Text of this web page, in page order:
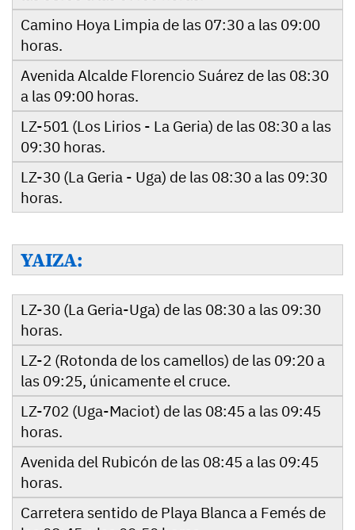
Camino Hoya Limpia de las 07:30 a las 09:00
horas.
Avenida Alcalde Florencio Suárez de las 08:30
a las 09:00 horas.
LZ-501 (Los Lirios - La Geria) de las 08:30 a las
09:30 horas.
LZ-30 (La Geria - Uga) de las 08:30 a las 09:30
horas.
YAIZA:
LZ-30 (La Geria-Uga) de las 08:30 a las 09:30
horas.
LZ-2 (Rotonda de los camellos) de las 09:20 a
las 09:25, únicamente el cruce.
LZ-702 (Uga-Maciot) de las 08:45 a las 09:45
horas.
Avenida del Rubicón de las 08:45 a las 09:45
horas.
Carretera sentido de Playa Blanca a Femés de